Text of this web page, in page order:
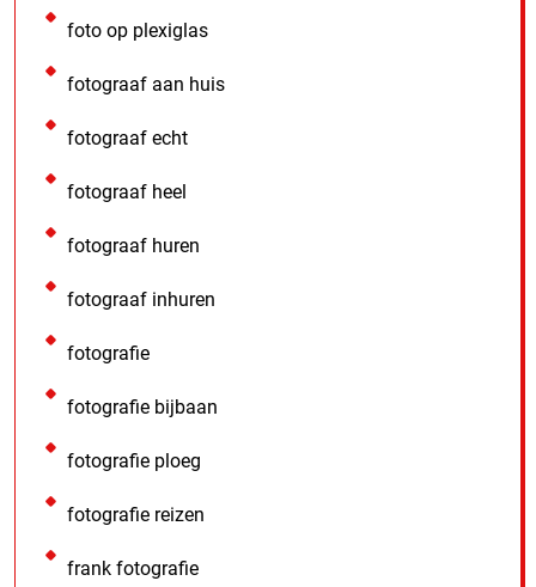
foto op plexiglas
fotograaf aan huis
fotograaf echt
fotograaf heel
fotograaf huren
fotograaf inhuren
fotografie
fotografie bijbaan
fotografie ploeg
fotografie reizen
frank fotografie